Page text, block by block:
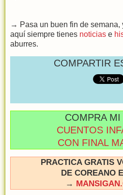
→ Pasa un buen fin de semana,
aquí siempre tienes noticias e
aburres.
COMPARTIR
COMPRA
CUENTOS
CON FINAL
PRACTICA GRATIS
DE COREANO
→